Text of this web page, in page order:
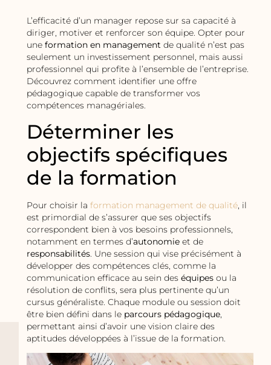
L’efficacité d’un manager repose sur sa capacité à
diriger, motiver et renforcer son équipe. Opter pour
une formation en management de qualité n’est pas
seulement un investissement personnel, mais aussi
professionnel qui profite à l’ensemble de l’entreprise.
Découvrez comment identifier une offre
pédagogique capable de transformer vos
compétences managériales.
Déterminer les
objectifs spécifiques
de la formation
Pour choisir la formation management de qualité, il
est primordial de s’assurer que ses objectifs
correspondent bien à vos besoins professionnels,
notamment en termes d’autonomieet de
responsabilités. Une session qui vise précisément à
développer des compétences clés, comme la
communication efficace au sein des équipesou la
résolution de conflits, sera plus pertinente qu’un
cursus généraliste. Chaque module ou session doit
être bien défini dans le parcours pédagogique,
permettant ainsi d’avoir une vision claire des
aptitudes développées à l’issue de la formation.